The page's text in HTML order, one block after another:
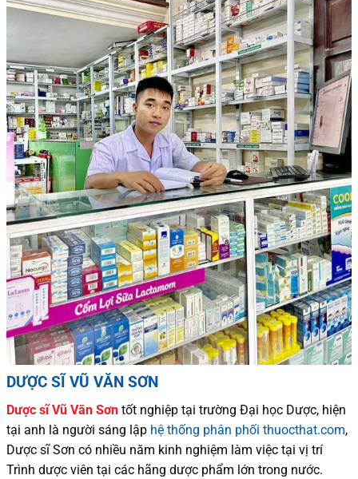
DƯỢC SĨ VŨ VĂN SƠN
Dược sĩVũ Văn Sơn tốt nghiệp tại trường Đại học Dược, hiện
tại anh là người sáng lập hệ thống phân phối thuocthat.com,
Dược sĩSơn có nhiều năm kinh nghiệm làm việc tại vị trí
Trình dược viên tại các hãng dược phẩm lớn trong nước.